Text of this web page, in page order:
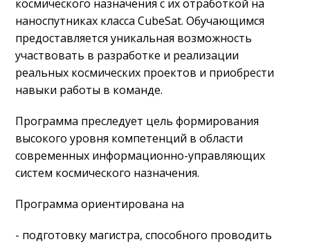
космического назначения с их отработкой на
наноспутниках класса CubeSat. Обучающимся
предоставляется уникальная возможность
участвовать в разработке и реализации
реальных космических проектов и приобрести
навыки работы в команде.
Программа преследует цель формирования
высокого уровня компетенций в области
современных информационно-управляющих
систем космического назначения.
Программа ориентирована на
- подготовку магистра, способного проводить